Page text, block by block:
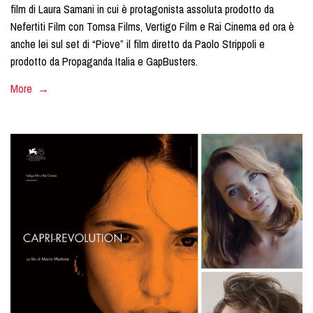
film di Laura Samani in cui è protagonista assoluta prodotto da
Nefertiti Film con Tomsa Films, Vertigo Film e Rai Cinema ed ora è
anche lei sul set di “Piove” il film diretto da Paolo Strippoli e
prodotto da Propaganda Italia e GapBusters.
More →